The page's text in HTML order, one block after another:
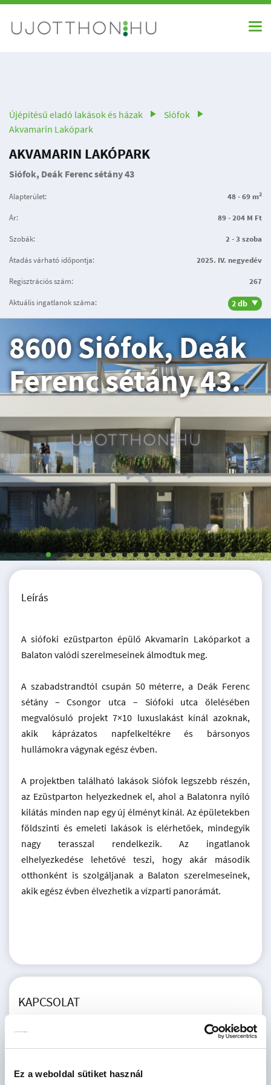
Ez a weboldal sütiket használ
Újépítésű eladó lakások és házak
Siófok
Akvamarin Lakópark
AKVAMARIN LAKÓPARK
Siófok, Deák Ferenc sétány 43
Alapterület: 48 - 69 m2
Ár: 89 - 204 M Ft
Szobák: 2 - 3 szoba
Átadás várható időpontja: 2025. IV. negyedév
Regisztrációs szám: 267
Aktuális ingatlanok száma: 2 db
8600 Siófok, Deák
Ferenc sétány 43.
Leírás
A siófoki ezüstparton épülő Akvamarin Lakóparkot a
Balaton valódi szerelmeseinek álmodtuk meg.
A szabadstrandtól csupán 50 méterre, a Deák Ferenc
sétány – Csongor utca – Siófoki utca ölelésében
megvalósuló projekt 7×10 luxuslakást kínál azoknak,
akik káprázatos napfelkeltékre és bársonyos
hullámokra vágynak egész évben.
A projektben található lakások Siófok legszebb részén,
az Ezüstparton helyezkednek el, ahol a Balatonra nyíló
kilátás minden nap egy új élményt kínál. Az épületekben
földszinti és emeleti lakások is elérhetőek, mindegyik
nagy terasszal rendelkezik. Az ingatlanok
elhelyezkedése lehetővé teszi, hogy akár második
otthonként is szolgáljanak a Balaton szerelmeseinek,
akik egész évben élvezhetik a vízparti panorámát.
KAPCSOLAT